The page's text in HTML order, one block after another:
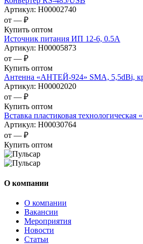
Артикул: Н00002740
от — ₽
Купить оптом
Источник питания ИП 12-6, 0.5А
Артикул: Н00005873
от — ₽
Купить оптом
Антенна «АНТЕЙ-924» SMA, 5,5dBi,
Артикул: Н00002020
от — ₽
Купить оптом
Вставка пластиковая
Артикул: Н00030764
от — ₽
Купить оптом
О компании
О компании
Вакансии
Мероприятия
Новости
Статьи